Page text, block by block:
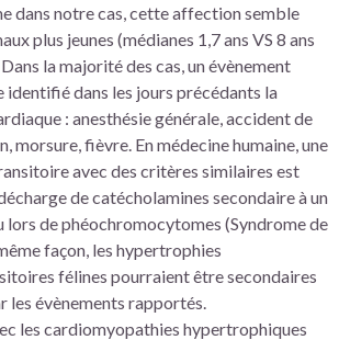
dans notre cas, cette affection semble
plus jeunes (médianes 1,7 ans VS 8 ans
la majorité des cas, un évènement
dans les jours précédants la
: anesthésie générale, accident de
morsure, fièvre. En médecine humaine, une
avec des critères similaires est
de catécholamines secondaire à un
de phéochromocytomes (Syndrome de
façon, les hypertrophies
félines pourraient être secondaires
les évènements rapportés.
les cardiomyopathies hypertrophiques